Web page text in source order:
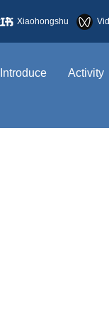
Xiaohongshu
Introduce Activity